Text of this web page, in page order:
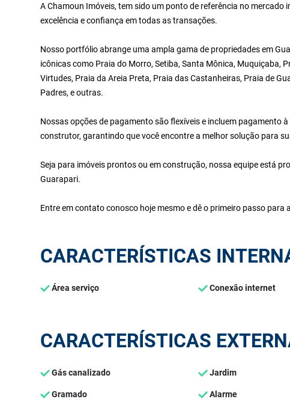
A Chamoun Imóveis, tem sido um ponto de referência no mercado
excelência e confiança em todas as transações.
Nosso portfólio abrange uma ampla gama de propriedades em
icônicas como Praia do Morro, Setiba, Santa Mônica, Muquiçaba,
Virtudes, Praia da Areia Preta, Praia das Castanheiras, Praia de
Padres, e outras.
Nossas opções de pagamento são flexíveis e incluem pagamento
construtor, garantindo que você encontre a melhor solução para
Seja para imóveis prontos ou em construção, nossa equipe está
Guarapari.
Entre em contato conosco hoje mesmo e dê o primeiro passo
CARACTERÍSTICAS
Área serviço Conexão internet
CARACTERÍSTICAS
Gás canalizado Jardim
Gramado Alarme